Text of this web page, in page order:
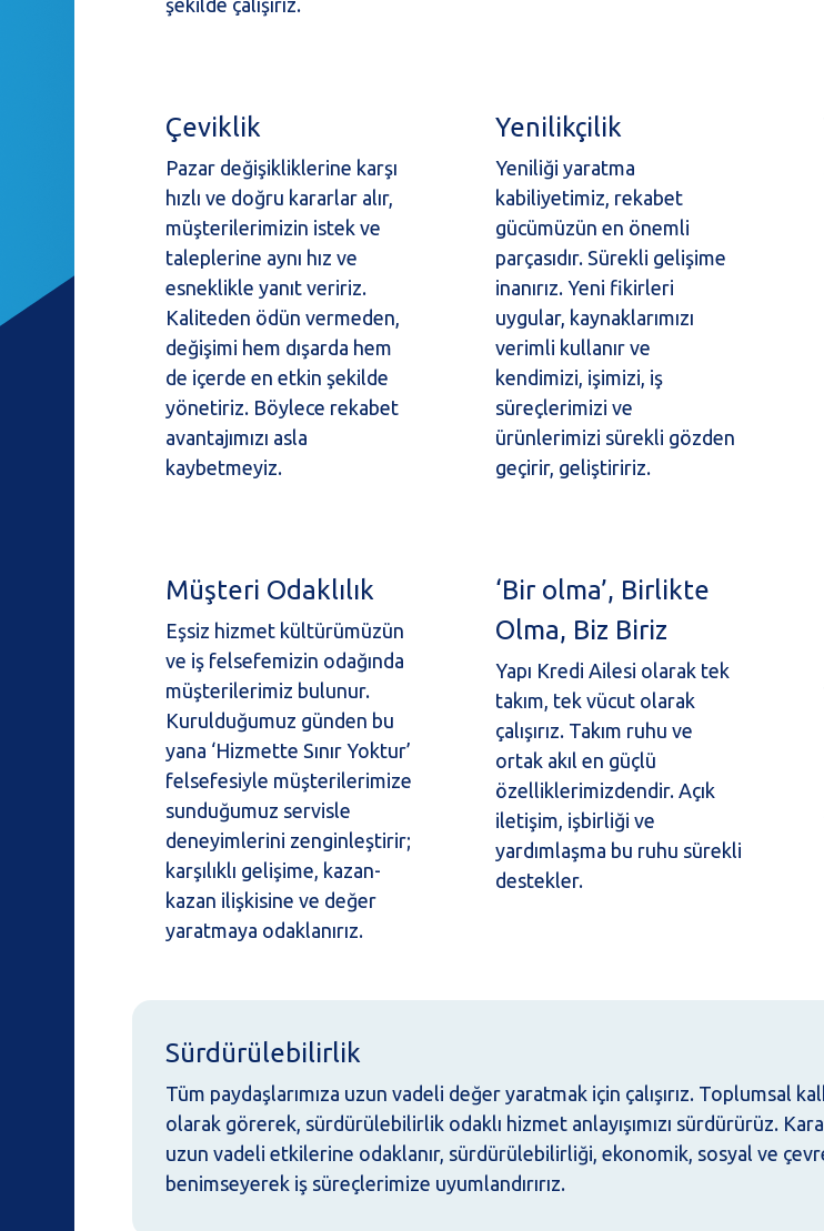
şekilde çalışırız.
Çeviklik
Pazar değişikliklerine karşı
hızlı ve doğru kararlar alır,
müşterilerimizin istek ve
taleplerine aynı hız ve
esneklikle yanıt veririz.
Kaliteden ödün vermeden,
değişimi hem dışarda hem
de içerde en etkin şekilde
yönetiriz. Böylece rekabet
avantajımızı asla
kaybetmeyiz.
Yenilikçilik
Yeniliği yaratma
kabiliyetimiz, rekabet
gücümüzün en önemli
parçasıdır. Sürekli gelişime
inanırız. Yeni fikirleri
uygular, kaynaklarımızı
verimli kullanır ve
kendimizi, işimizi, iş
süreçlerimizi ve
ürünlerimizi sürekli gözden
geçirir, geliştiririz.
Müşteri Odaklılık
Eşsiz hizmet kültürümüzün
ve iş felsefemizin odağında
müşterilerimiz bulunur.
Kurulduğumuz günden bu
yana ‘Hizmette Sınır Yoktur’
felsefesiyle müşterilerimize
sunduğumuz servisle
deneyimlerini zenginleştirir;
karşılıklı gelişime, kazan-
kazan ilişkisine ve değer
yaratmaya odaklanırız.
‘Bir olma’, Birlikte
Olma, Biz Biriz
Yapı Kredi Ailesi olarak tek
takım, tek vücut olarak
çalışırız. Takım ruhu ve
ortak akıl en güçlü
özelliklerimizdendir. Açık
iletişim, işbirliği ve
yardımlaşma bu ruhu sürekli
destekler.
Sürdürülebilirlik
Tüm paydaşlarımıza uzun vadeli değer yaratmak için çalışırız. Toplumsal
olarak görerek, sürdürülebilirlik odaklı hizmet anlayışımızı sürdürürüz.
uzun vadeli etkilerine odaklanır, sürdürülebilirliği, ekonomik, sosyal ve
benimseyerek iş süreçlerimize uyumlandırırız.